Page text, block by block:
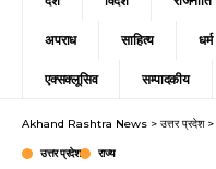
अपराध साहित्य धर्म
एक्सक्लूसिव सम्पादकीय
Akhand Rashtra News > उत्तर प्रदेश>
उत्तर प्रदेश राज्य